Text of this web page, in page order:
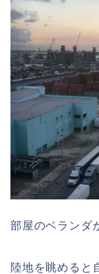
部屋のベランダ
陸地を眺めると